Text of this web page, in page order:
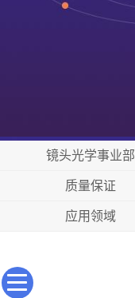
镜头光学事业部
质量保证
应用领域